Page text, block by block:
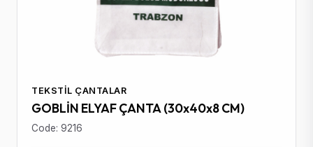
TEKSTIL ÇANTALAR
GOBLİN ELYAF ÇANTA (30x40x8 CM)
Code: 9216